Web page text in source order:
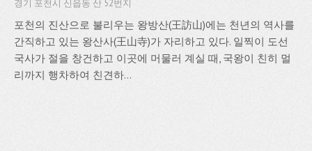
경기 포천시 신읍동 산 52번지
포천의 진산으로 불리우는 왕방산(王訪山)에는 천년의 역사를
간직하고 있는 왕산사(王山寺)가 자리하고 있다. 일찍이 도선
국사가 절을 창건하고 이곳에 머물러 계실 때, 국왕이 친히 멀
리까지 행차하여 친견하...